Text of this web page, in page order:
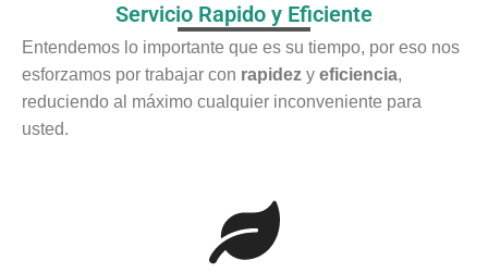
Servicio Rapido y Eficiente
Entendemos lo importante que es su tiempo, por eso nos
esforzamos por trabajar con rapidez y eficiencia,
reduciendo al máximo cualquier inconveniente para
usted.